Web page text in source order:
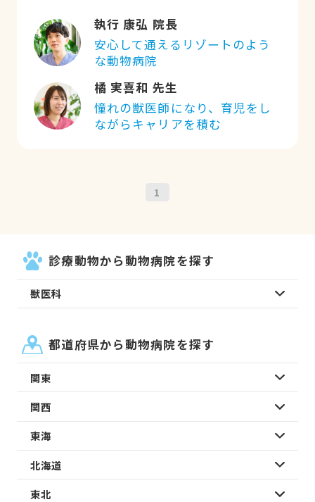
執行 康弘 院長
安心して通えるリゾートのよう
な動物病院
橘 実喜和 先生
憧れの獣医師になり、育児をし
ながらキャリアを積む
1
診療動物から動物病院を探す
獣医科
都道府県から動物病院を探す
関東
関西
東海
北海道
東北